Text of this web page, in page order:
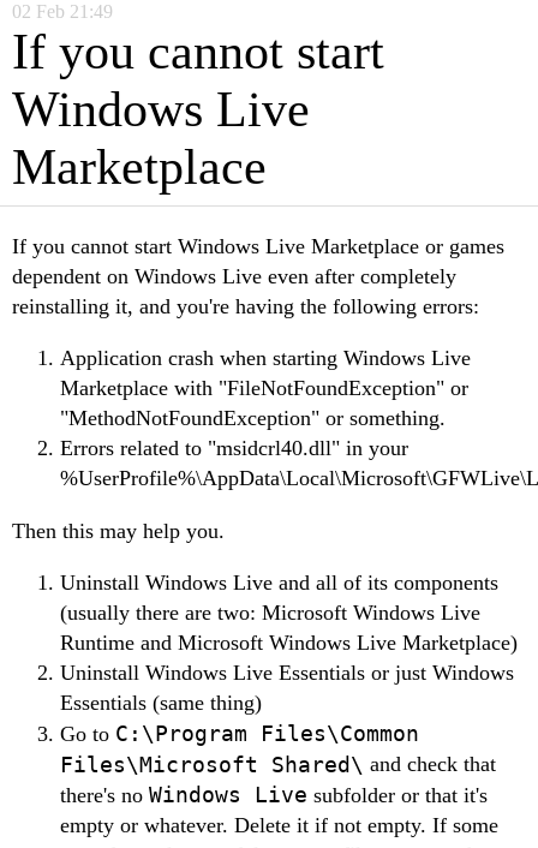
02 Feb 21:49
If you cannot start
Windows Live
Marketplace
If you cannot start Windows Live Marketplace or games
dependent on Windows Live even after completely
reinstalling it, and you're having the following errors:
Application crash when starting Windows Live
Marketplace with "FileNotFoundException" or
"MethodNotFoundException" or something.
Errors related to "msidcrl40.dll" in your
Then this may help you.
Uninstall Windows Live and all of its components
(usually there are two: Microsoft Windows Live
Runtime and Microsoft Windows Live Marketplace)
Uninstall Windows Live Essentials or just Windows
Essentials (same thing)
Go to C:\Program Files\Common
Files\Microsoft Shared\ and check that
there's no Windows Live subfolder or that it's
empty or whatever. Delete it if not empty. If some